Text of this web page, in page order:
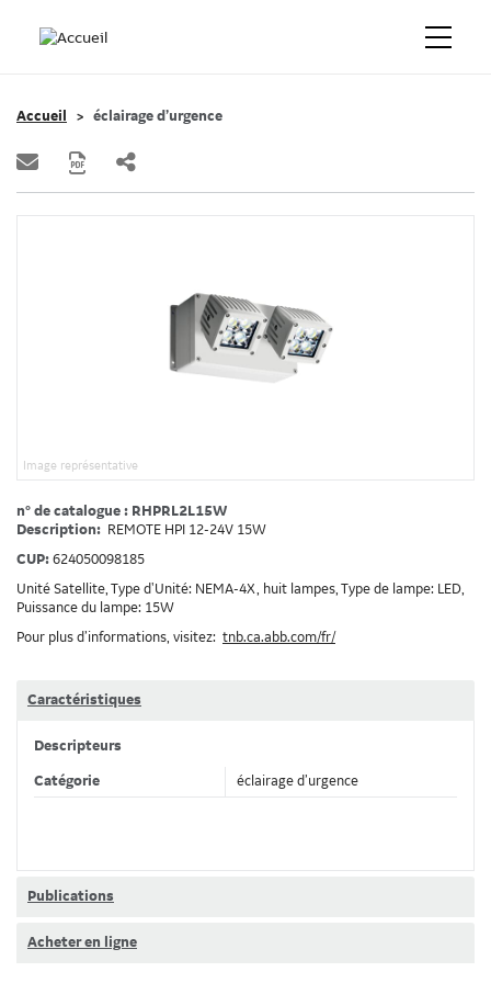
Accueil éclairage d’urgence
Image représentative
n° de catalogue : RHPRL2L15W
Description: REMOTE HPI 12-24V 15W
CUP: 624050098185
Unité Satellite, Type d'Unité: NEMA-4X, huit lampes, Type de lampe: LED,
Puissance du lampe: 15W
Pour plus d’informations, visitez: tnb.ca.abb.com/fr/
Caractéristiques
Descripteurs
Catégorie éclairage d’urgence
Publications
Acheter en ligne